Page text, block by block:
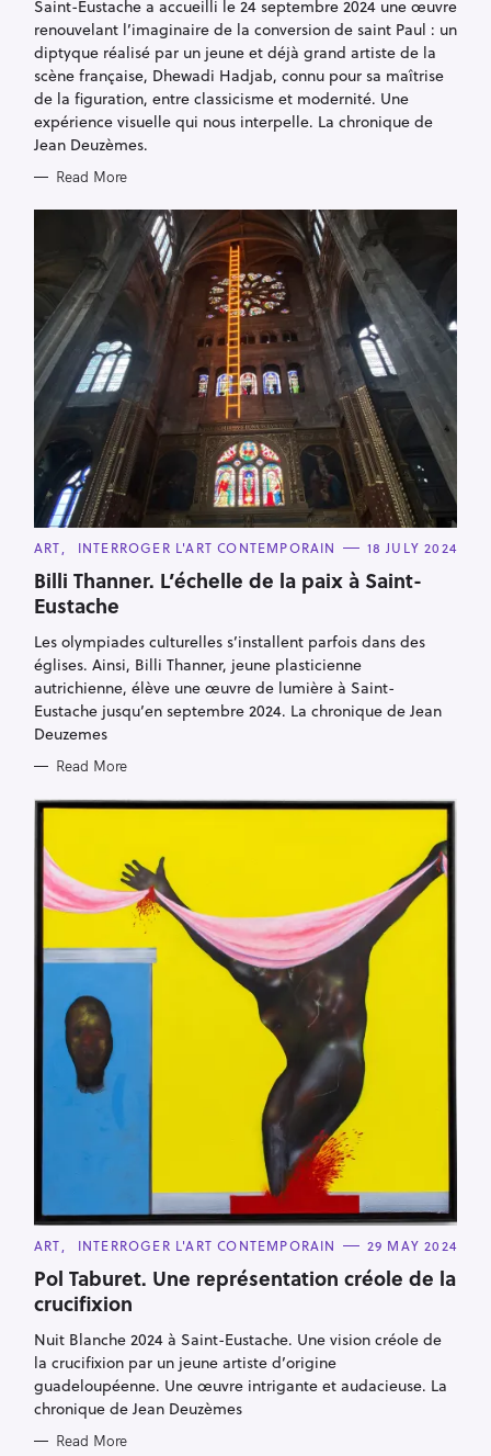
I
E
S
Saint-Eustache a accueilli le 24 septembre 2024 une œuvre
renouvelant l’imaginaire de la conversion de saint Paul : un
diptyque réalisé par un jeune et déjà grand artiste de la
scène française, Dhewadi Hadjab, connu pour sa maîtrise
de la figuration, entre classicisme et modernité. Une
expérience visuelle qui nous interpelle. La chronique de
Jean Deuzèmes.
Read More
C
T
E
G
O
R
I
E
S
ART INTERROGER L'ART CONTEMPORAIN 18 JULY 2024
Billi Thanner. L’échelle de la paix à Saint-
Eustache
Les olympiades culturelles s’installent parfois dans des
églises. Ainsi, Billi Thanner, jeune plasticienne
autrichienne, élève une œuvre de lumière à Saint-
Eustache jusqu’en septembre 2024. La chronique de Jean
Deuzemes
Read More
C
T
E
G
O
R
I
E
S
ART INTERROGER L'ART CONTEMPORAIN 29 MAY 2024
­Pol Taburet. Une représentation créole de la
crucifixion
Nuit Blanche 2024 à Saint-Eustache. Une vision créole de
la crucifixion par un jeune artiste d’origine
guadeloupéenne. Une œuvre intrigante et audacieuse. La
chronique de Jean Deuzèmes
Read More